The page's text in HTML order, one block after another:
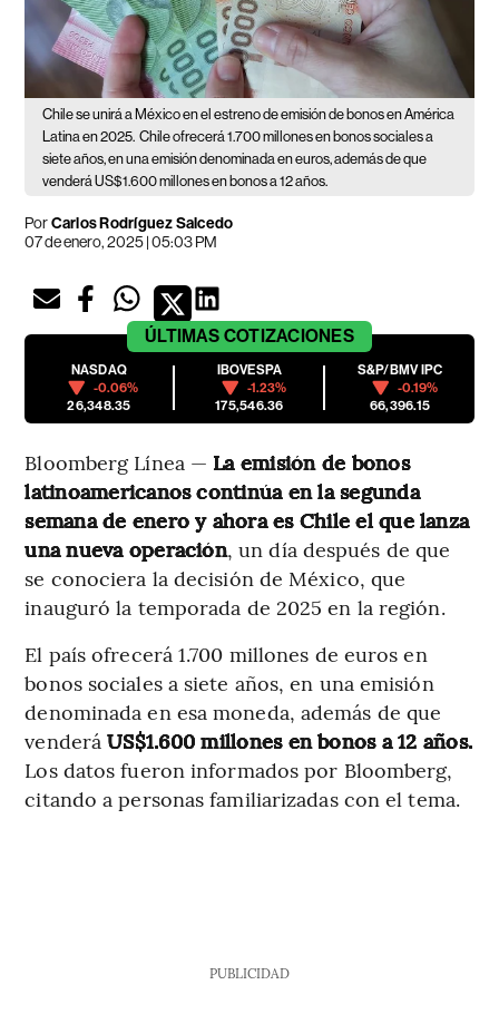
Chile se unirá a México en el estreno de emisión de bonos en América
Latina en 2025. Chile ofrecerá 1.700 millones en bonos sociales a
siete años, en una emisión denominada en euros, además de que
venderá US$1.600 millones en bonos a 12 años.
PorCarlos Rodríguez Salcedo
07 de enero, 2025 | 05:03 PM
ÚLTIMAS COTIZACIONES
NASDAQ
-0.06%
26,348.35
IBOVESPA
-1.23%
175,546.36
S&P/BMV IPC
-0.19%
66,396.15
Bloomberg Línea — La emisión de bonos
latinoamericanos continúa en la segunda
semana de enero y ahora es Chile el que lanza
una nueva operación, un día después de que
se conociera la decisión de México, que
inauguró la temporada de 2025 en la región.
El país ofrecerá 1.700 millones de euros en
bonos sociales a siete años, en una emisión
denominada en esa moneda, además de que
venderáUS$1.600 millones en bonos a 12 años.
Los datos fueron informados por Bloomberg,
citando a personas familiarizadas con el tema.
PUBLICIDAD